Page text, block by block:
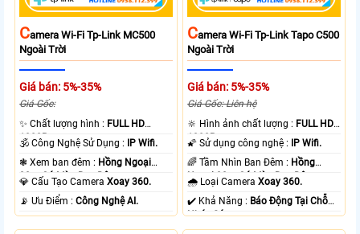
CAmera Wi-Fi Tp-Link MC500
Ngoài Trời
Giá bán: 5%-35%
Giá Gốc:
✨ Chất lượng hình : FULL HD
1080P .
🕉️ Công Nghệ Sử Dụng :
IP Wifi.
❃ Xem ban đêm : Hồng Ngoại
30m Có Màu Ban Ðêm.
💎 Cấu Tạo CameraXoay 360.
️📡 Ưu Điểm :Công Nghệ AI.
CAmera Wi-Fi Tp-Link Tapo C500
Ngoài Trời
Giá bán: 5%-35%
Giá Gốc: Liên hệ
🔆 Hình ảnh chất lượng : FULL HD
1080P .
🌠 Sử dụng công nghệ :
IP Wifi.
🌈 Tầm Nhìn Ban Đêm : Hồng
Ngoại 30m Có Màu Ban Ðêm.
🌧️ Loại CameraXoay 360.
️✔️ Khả Năng : Báo Động Tại Chỗ
Nháy Sáng.